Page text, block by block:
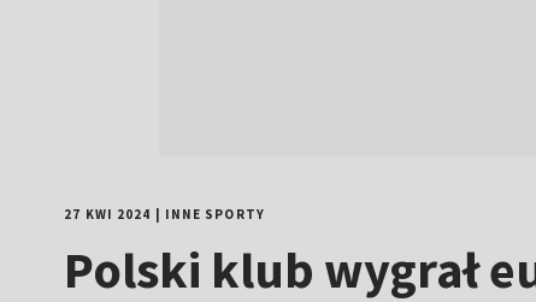
27 KWI 2024 INNE SPORTY
Polski klub wygrał